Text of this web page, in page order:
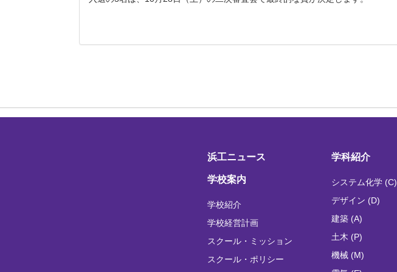
浜工ニュース
学校案内
学校紹介
学校経営計画
スクール・ミッション
スクール・ポリシー
学科紹介
システム化学 (C)
デザイン (D)
建築 (A)
土木 (P)
機械 (M)